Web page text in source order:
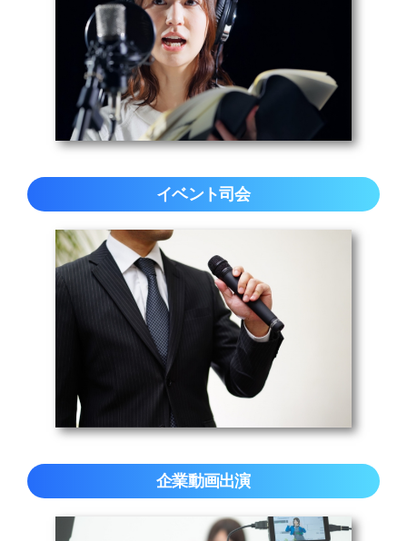
イベント司会
企業動画出演